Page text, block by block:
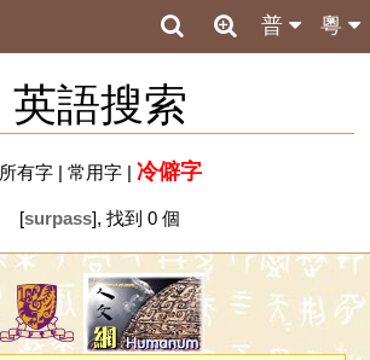
粵
普
英語搜索
所有字| 常用字| 冷僻字
[surpass], 找到 0 個